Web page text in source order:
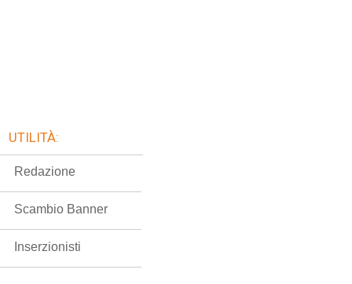
UTILITÀ:
Redazione
Scambio Banner
Inserzionisti